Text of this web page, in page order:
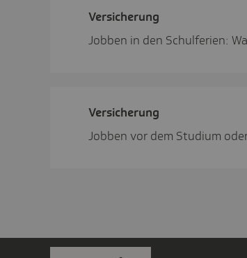
Versi­che­rung
Jobben in den Schulferien:
Versi­che­rung
Jobben vor dem Studium